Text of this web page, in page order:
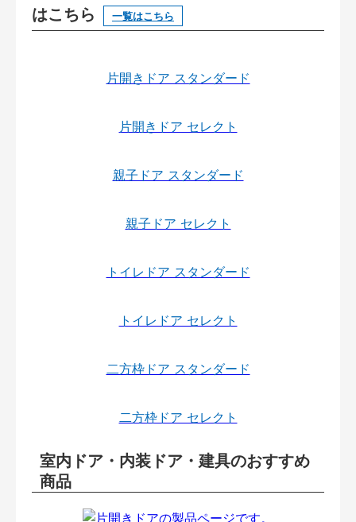
はこちら
一覧はこちら
片開きドア スタンダード
片開きドア セレクト
親子ドア スタンダード
親子ドア セレクト
トイレドア スタンダード
トイレドア セレクト
二方枠ドア スタンダード
二方枠ドア セレクト
室内ドア・内装ドア・建具のおすすめ
商品